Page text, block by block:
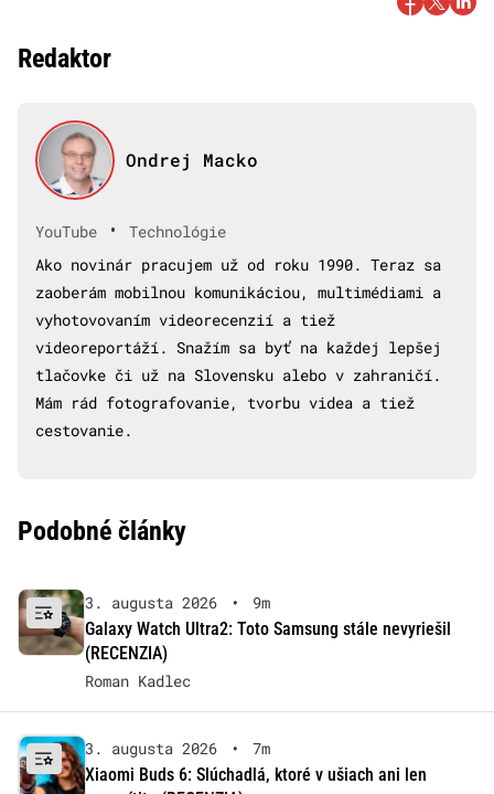
Redaktor
Ondrej Macko
YouTube •
Technológie
Ako novinár pracujem už od roku 1990. Teraz sa
zaoberám mobilnou komunikáciou, multimédiami a
vyhotovovaním videorecenzií a tiež
videoreportáží. Snažím sa byť na každej lepšej
tlačovke či už na Slovensku alebo v zahraničí.
Mám rád fotografovanie, tvorbu videa a tiež
cestovanie.
Podobné články
3. augusta 2026 •
9m
Galaxy Watch Ultra2: Toto Samsung stále nevyriešil
(RECENZIA)
Roman Kadlec
3. augusta 2026 •
7m
Xiaomi Buds 6: Slúchadlá, ktoré v ušiach ani len